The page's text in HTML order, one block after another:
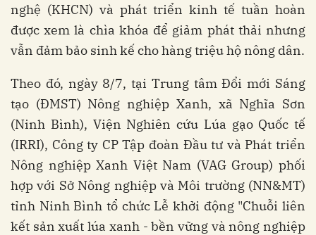
nghệ (KHCN) và phát triển kinh tế tuần hoàn
được xem là chìa khóa để giảm phát thải nhưng
vẫn đảm bảo sinh kế cho hàng triệu hộ nông dân.
Theo đó, ngày 8/7, tại Trung tâm Đổi mới Sáng
tạo (ĐMST) Nông nghiệp Xanh, xã Nghĩa Sơn
(Ninh Bình), Viện Nghiên cứu Lúa gạo Quốc tế
(IRRI), Công ty CP Tập đoàn Đầu tư và Phát triển
Nông nghiệp Xanh Việt Nam (VAG Group) phối
hợp với Sở Nông nghiệp và Môi trường (NN&MT)
tỉnh Ninh Bình tổ chức Lễ khởi động "Chuỗi liên
kết sản xuất lúa xanh - bền vững và nông nghiệp